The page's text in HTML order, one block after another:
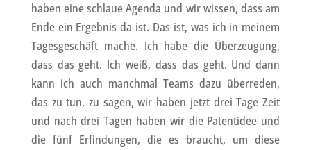
haben eine schlaue Agenda und wir wissen, dass am
Ende ein Ergebnis da ist. Das ist, was ich in meinem
Tagesgeschäft mache. Ich habe die Überzeugung,
dass das geht. Ich weiß, dass das geht. Und dann
kann ich auch manchmal Teams dazu überreden,
das zu tun, zu sagen, wir haben jetzt drei Tage Zeit
und nach drei Tagen haben wir die Patentidee und
die fünf Erfindungen, die es braucht, um diese